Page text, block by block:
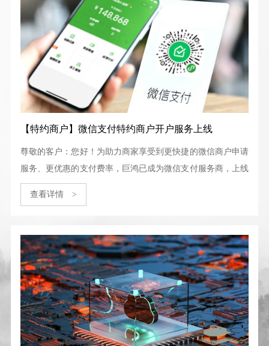
【特约商户】微信支付特约商户开户服务上线
尊敬的客户：您好！为助力商家享受到更快捷的微信商户申请
服务、更优惠的支付费率，巨鸿已成为微信支付服务商，上线
微信特约商户开户服务，可帮助商家快速完成开户及支付能力
查看详情 >